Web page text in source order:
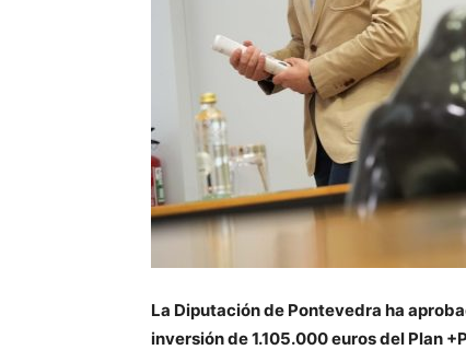
La Diputación de Pontevedra ha
inversión de 1.105.000 euros del Plan